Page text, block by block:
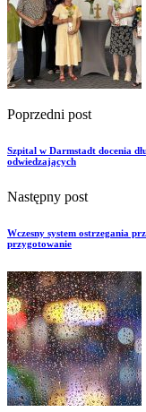
Poprzedni post
Szpital w Darmstadt docenia
odwiedzających
Następny post
Wczesny system ostrzegania
przygotowanie